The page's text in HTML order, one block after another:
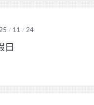
/ 11 / 24
日